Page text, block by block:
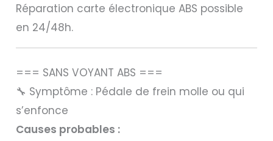
Réparation carte électronique ABS possible
en 24/48h.
=== SANS VOYANT ABS ===
🔧 Symptôme : Pédale de frein molle ou qui
s’enfonce
Causes probables :